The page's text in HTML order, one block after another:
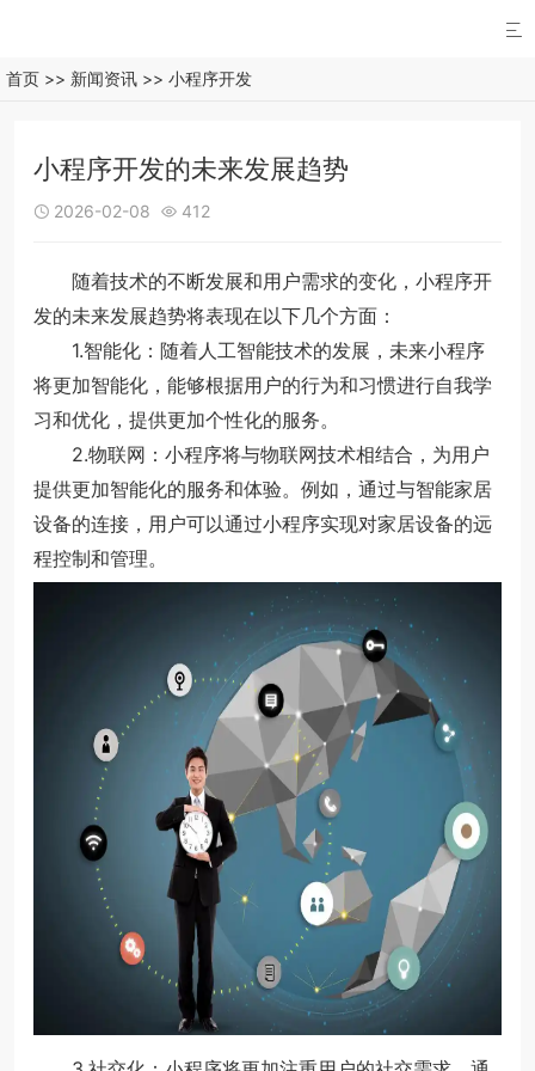

首页 >> 新闻资讯 >> 小程序开发
小程序开发的未来发展趋势
 2026-02-08  412
随着技术的不断发展和用户需求的变化，小程序开
发的未来发展趋势将表现在以下几个方面：
1.智能化：随着人工智能技术的发展，未来小程序
将更加智能化，能够根据用户的行为和习惯进行自我学
习和优化，提供更加个性化的服务。
2.物联网：小程序将与物联网技术相结合，为用户
提供更加智能化的服务和体验。例如，通过与智能家居
设备的连接，用户可以通过小程序实现对家居设备的远
程控制和管理。